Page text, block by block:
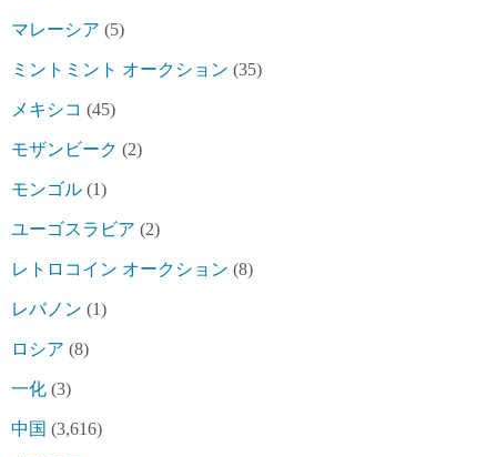
マレーシア (5)
ミントミント オークション (35)
メキシコ (45)
モザンビーク (2)
モンゴル (1)
ユーゴスラビア (2)
レトロコイン オークション (8)
レバノン (1)
ロシア (8)
一化 (3)
中国 (3,616)